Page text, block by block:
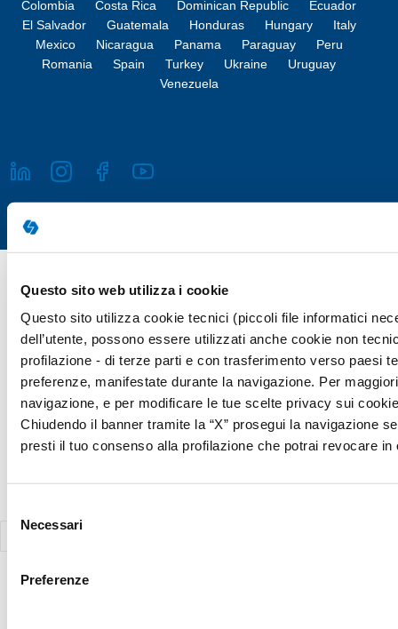
Questo sito web utilizza i cookie
Questo sito utilizza cookie tecnici (piccoli file informatici
dell’utente, possono essere utilizzati anche cookie non
profilazione - di terze parti e con trasferimento verso paesi
preferenze, manifestate durante la navigazione. Per
navigazione, e per modificare le tue scelte privacy sui
Chiudendo il banner tramite la “X” prosegui la navigazione
presti il tuo consenso alla profilazione che potrai revocare
delNecessari
Preferenze
Colombia
Costa Rica Dominican Republic
Ecuador
El Salvador
Guatemala Honduras Hungary
Italy
Mexico
Nicaragua Panama Paraguay
Peru
Romania
Spain Turkey Ukraine
Uruguay
Venezuela
Copyright © 2026 Giunti Psychometrics Italia S.r.l. | P.IVA 07367670481
coordinamento di Holding Daniel S.r.l., tutti i diritti riservati
Responsabile della Protezione dei Dati (Art. 37 del REG UE 2016/679)
Avv. Victoria Parise privacy@giuntipsy.com